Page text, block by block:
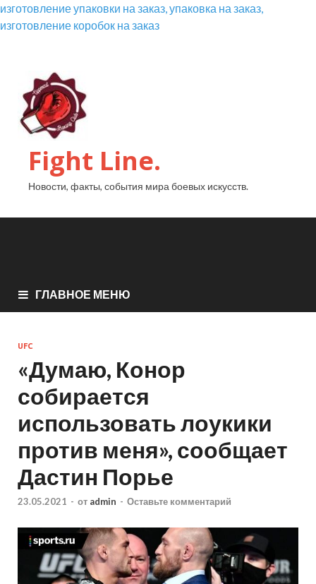
изготовление упаковки на заказ, упаковка на заказ,
изготовление коробок на заказ
Fight Line.
Новости, факты, события мира боевых искусств.
ГЛАВНОЕ МЕНЮ
UFC
«Думаю, Конор
собирается
использовать лоукики
против меня», сообщает
Дастин Порье
23.05.2021 - от admin - Оставьте комментарий